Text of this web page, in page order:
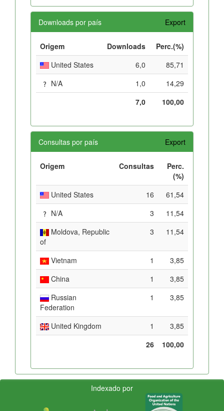
Downloads por país Export
Origem Downloads
Perc.(%)
United States
6,0
85,71
N/A
1,0
14,29
7,0
100,00
Consultas por país Export
Origem Consultas
Perc.
(%)
United States
16
61,54
N/A
3
11,54
Moldova, Republic
of
3 11,54
Vietnam 1
3,85
China
1
3,85
Russian
Federation
1 3,85
United Kingdom 1
3,85
26
100,00
Indexado por